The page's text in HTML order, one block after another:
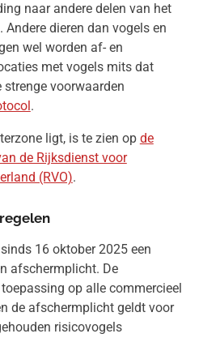
naar andere delen van het
Andere dieren dan vogels en
wel worden af- en
met vogels mits dat
strenge voorwaarden
.
ligt, is te zien op de
de Rijksdienst voor
(RVO).
16 oktober 2025 een
afschermplicht. De
op alle commercieel
de afschermplicht geldt voor
risicovogels